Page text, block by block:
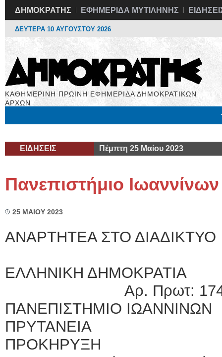
ΔΗΜΟΚΡΑΤΗΣ ΕΦΗΜΕΡΙΔΑ ΜΥΤΙΛΗΝΗΣ
ΔΕΥΤΕΡΑ 10 ΑΥΓΟΥΣΤΟΥ 2026
ΚΑΘΗΜΕΡΙΝΗ ΠΡΩΙΝΗ ΕΦΗΜΕΡΙΔΑ ΔΗΜΟΚΡΑΤΙΚΩΝ
ΑΡΧΩΝ
ΕΙΔΗΣΕΙΣ Πέμπτη 25 Μαίου 2023
Πανεπιστήμιο
25 ΜΑΙΟΥ 2023
ΑΝΑΡΤΗΤΕΑ ΣΤΟ ΔΙΑΔΙΚΤΥΟ
ΕΛΛΗΝΙΚΗ
Αρ. Πρωτ:
ΠΑΝΕΠΙΣΤΗΜΙΟ ΙΩΑΝΝΙΝΩΝ
ΠΡΥΤΑΝΕΙΑ
ΠΡΟΚΗΡΥΞΗ